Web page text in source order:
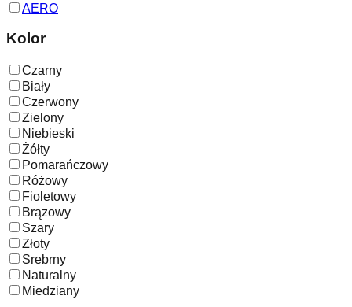
AERO
Kolor
Czarny
Biały
Czerwony
Zielony
Niebieski
Żółty
Pomarańczowy
Różowy
Fioletowy
Brązowy
Szary
Złoty
Srebrny
Naturalny
Miedziany